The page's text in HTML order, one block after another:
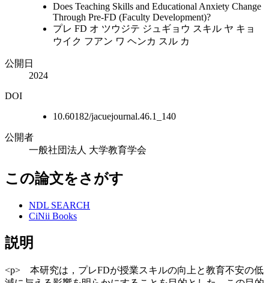
Does Teaching Skills and Educational Anxiety Change
Through Pre-FD (Faculty Development)?
プレ FD オ ツウジテ ジュギョウ スキル ヤ キョ
ウイク フアン ワ ヘンカ スル カ
公開日
2024
DOI
10.60182/jacuejournal.46.1_140
公開者
一般社団法人 大学教育学会
この論文をさがす
NDL SEARCH
CiNii Books
説明
<p> 本研究は，プレFDが授業スキルの向上と教育不安の低